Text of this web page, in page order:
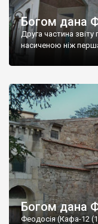
Богом дана
Друга частина
насиченою ніж
Богом дана
Феодосія (Кафа-12